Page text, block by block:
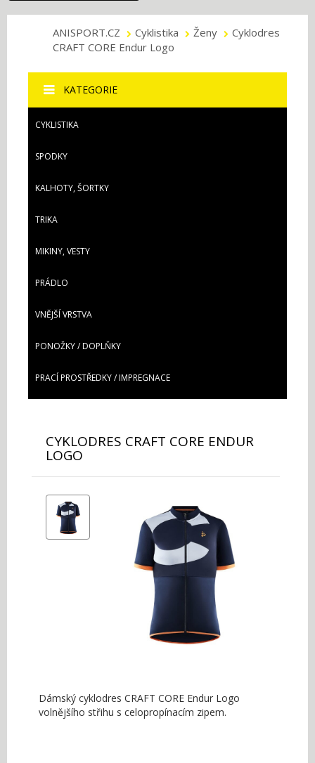
ANISPORT.CZ Cyklistika Ženy
Cyklodres
CRAFT CORE Endur Logo
KATEGORIE
CYKLISTIKA
SPODKY
KALHOTY, ŠORTKY
TRIKA
MIKINY, VESTY
PRÁDLO
VNĚJŠÍ VRSTVA
PONOŽKY / DOPLŇKY
PRACÍ PROSTŘEDKY / IMPREGNACE
CYKLODRES CRAFT CORE ENDUR
LOGO
Dámský cyklodres CRAFT CORE Endur Logo
volnějšího střihu s celopropínacím zipem.